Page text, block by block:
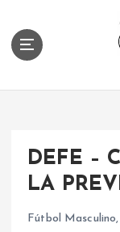
DEFE –
LA
Fútbol Masculino,